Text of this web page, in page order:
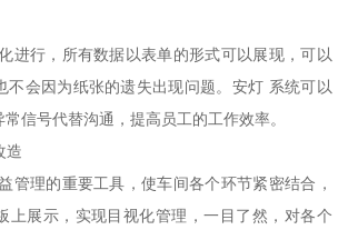
进行，所有数据以表单的形式可以展现，可以
不会因为纸张的遗失出现问题。安灯 系统可以
信号代替沟通，提高员工的工作效率。
造
管理的重要工具，使车间各个环节紧密结合，
上展示，实现目视化管理，一目了然，对各个